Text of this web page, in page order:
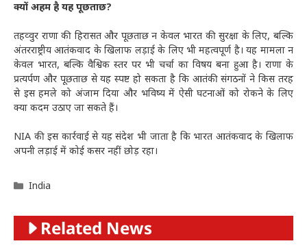
क्यों अहम है यह पूछताछ?
तहव्वुर राणा की हिरासत और पूछताछ न केवल भारत की सुरक्षा के लिए, बल्कि
अंतरराष्ट्रीय आतंकवाद के खिलाफ लड़ाई के लिए भी महत्वपूर्ण है। यह मामला न
केवल भारत, बल्कि वैश्विक स्तर पर भी चर्चा का विषय बना हुआ है। राणा के
प्रत्यर्पण और पूछताछ से यह स्पष्ट हो सकता है कि आतंकी संगठनों ने किस तरह
से इस हमले को अंजाम दिया और भविष्य में ऐसी घटनाओं को रोकने के लिए
क्या कदम उठाए जा सकते हैं।
NIA की इस कार्रवाई से यह संदेश भी जाता है कि भारत आतंकवाद के खिलाफ
अपनी लड़ाई में कोई कसर नहीं छोड़ रहा।
Categories
India
Related News